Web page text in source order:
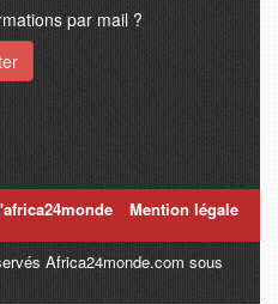
par mail ?
Mention légale
Africa24monde.com sous